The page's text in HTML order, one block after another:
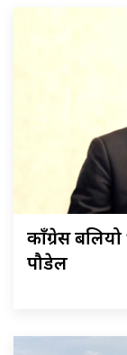
काँग्रेस बलियो
पौडेल